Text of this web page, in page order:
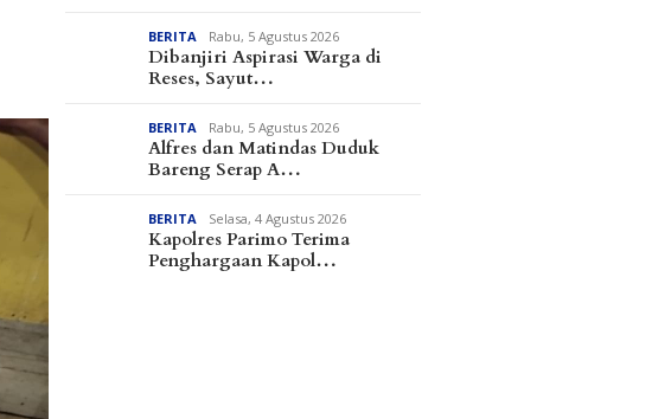
BERITA Rabu, 5 Agustus 2026
Dibanjiri Aspirasi Warga di
Reses, Sayut…
BERITA Rabu, 5 Agustus 2026
Alfres dan Matindas Duduk
Bareng Serap A…
BERITA Selasa, 4 Agustus 2026
Kapolres Parimo Terima
Penghargaan Kapol…